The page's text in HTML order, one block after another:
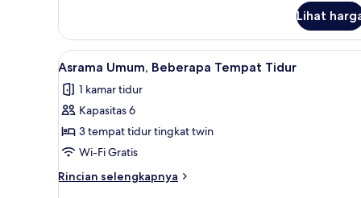
Asrama
Umum
Basic,
campuran
Lihat
Lihat
semua
foto
untuk
Asrama
Umum,
Beberapa
Tempat
Seprai antialergi, tirai kedap
2
Asrama Umum, Beberapa Tempat Tidur
1 kamar tidur
Kapasitas 6
3 tempat tidur tingkat twin
Wi-Fi Gratis
Rincian selengkapnya
Rincian